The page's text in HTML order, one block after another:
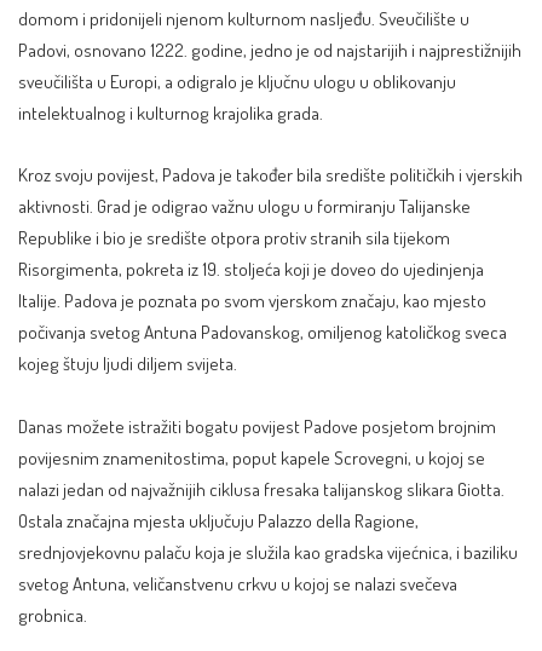
domom i pridonijeli njenom kulturnom nasljeđu. Sveučilište u
Padovi, osnovano 1222. godine, jedno je od najstarijih i najprestižnijih
sveučilišta u Europi, a odigralo je ključnu ulogu u oblikovanju
intelektualnog i kulturnog krajolika grada.
Kroz svoju povijest, Padova je također bila središte političkih i vjerskih
aktivnosti. Grad je odigrao važnu ulogu u formiranju Talijanske
Republike i bio je središte otpora protiv stranih sila tijekom
Risorgimenta, pokreta iz 19. stoljeća koji je doveo do ujedinjenja
Italije. Padova je poznata po svom vjerskom značaju, kao mjesto
počivanja svetog Antuna Padovanskog, omiljenog katoličkog sveca
kojeg štuju ljudi diljem svijeta.
Danas možete istražiti bogatu povijest Padove posjetom brojnim
povijesnim znamenitostima, poput kapele Scrovegni, u kojoj se
nalazi jedan od najvažnijih ciklusa fresaka talijanskog slikara Giotta.
Ostala značajna mjesta uključuju Palazzo della Ragione,
srednjovjekovnu palaču koja je služila kao gradska vijećnica, i baziliku
svetog Antuna, veličanstvenu crkvu u kojoj se nalazi svečeva
grobnica.